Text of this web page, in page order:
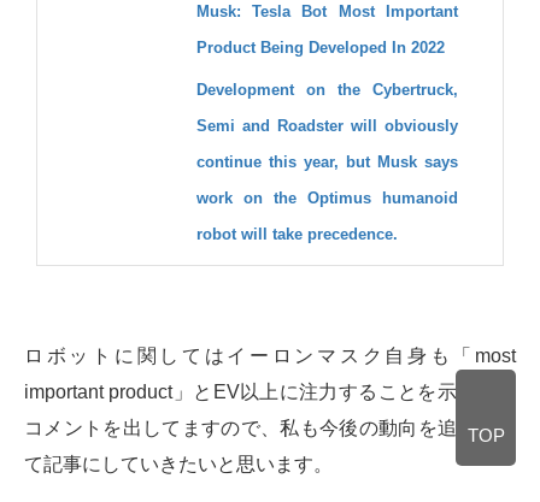
Musk: Tesla Bot Most Important
Product Being Developed In 2022
Development on the Cybertruck,
Semi and Roadster will obviously
continue this year, but Musk says
work on the Optimus humanoid
robot will take precedence.
ロボットに関してはイーロンマスク自身も「most
important product」とEV以上に注力することを示唆する
コメントを出してますので、私も今後の動向を追い続け
て記事にしていきたいと思います。
TOP